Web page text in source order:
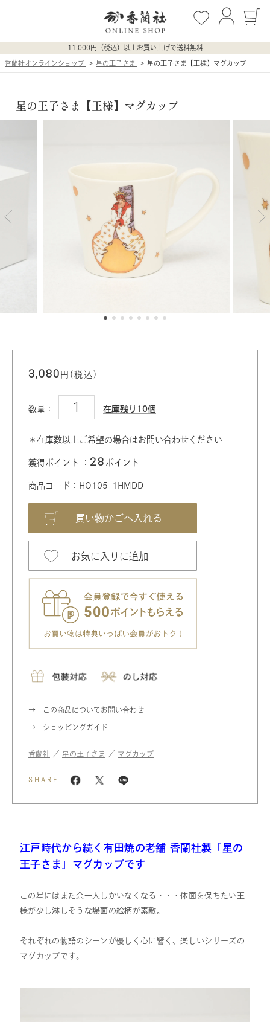
11,000円（税込）以上お買い上げで送料無料
香蘭社オンラインショップ 星の王子さま 星の王子さま【王様】マグカップ
星の王子さま【王様】マグカップ
3,080 円(税込)
数量： 在庫残り10個
＊在庫数以上ご希望の場合はお問い合わせください
獲得ポイント ： 28 ポイント
商品コード：HO105-1HMDD
お気に入りに追加
この商品についてお問い合わせ
ショッピングガイド
香蘭社 ／ 星の王子さま ／ マグカップ
SHARE
江戸時代から続く有田焼の老舗 香蘭社製「星の
王子さま」マグカップです
この星にはまた余一人しかいなくなる・・・体面を保ちたい王
様が少し淋しそうな場面の絵柄が素敵。
それぞれの物語のシーンが優しく心に響く、楽しいシリーズの
マグカップです。